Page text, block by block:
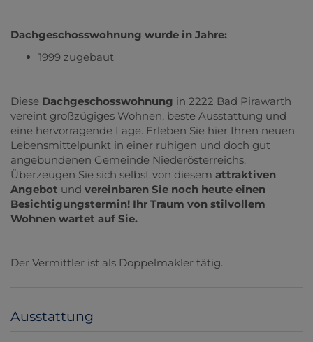
Dachgeschosswohnung wurde in Jahre:
1999 zugebaut
Diese Dachgeschosswohnung in 2222 Bad Pirawarth
vereint großzügiges Wohnen, beste Ausstattung und
eine hervorragende Lage. Erleben Sie hier Ihren neuen
Lebensmittelpunkt in einer ruhigen und doch gut
angebundenen Gemeinde Niederösterreichs.
Überzeugen Sie sich selbst von diesem attraktiven
Angebot und vereinbaren Sie noch heute einen
Besichtigungstermin! Ihr Traum von stilvollem
Wohnen wartet auf Sie.
Der Vermittler ist als Doppelmakler tätig.
Ausstattung